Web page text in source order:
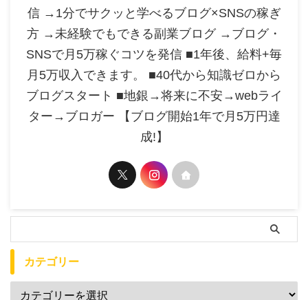
信 →1分でサクッと学べるブログ×SNSの稼ぎ
方 →未経験でもできる副業ブログ →ブログ・
SNSで月5万稼ぐコツを発信 ■1年後、給料+毎
月5万収入できます。 ■40代から知識ゼロから
ブログスタート ■地銀→将来に不安→webライ
ター→ブロガー 【ブログ開始1年で月5万円達
成!】
カテゴリー